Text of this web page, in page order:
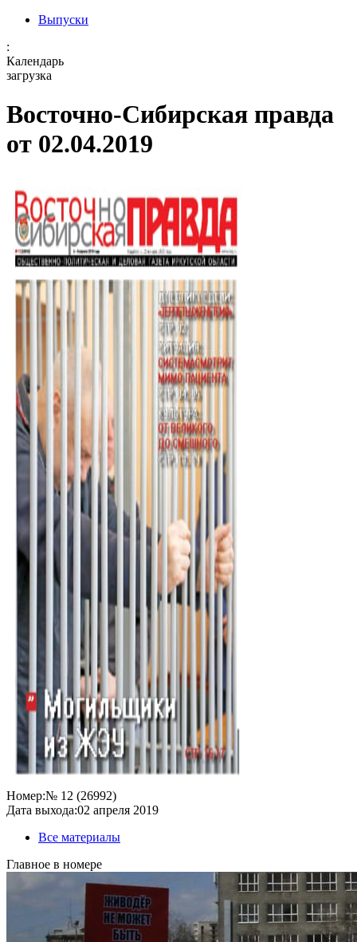
Выпуски
:
Календарь
загрузка
Восточно-Сибирская правда
от 02.04.2019
Номер:№ 12 (26992)
Дата выхода:02 апреля 2019
Все материалы
Главное в номере